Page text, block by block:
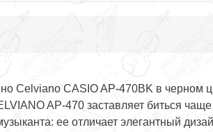
Celviano CASIO AP-470BK в черном
AP-470 заставляет биться чаще
ее отличает элегантный